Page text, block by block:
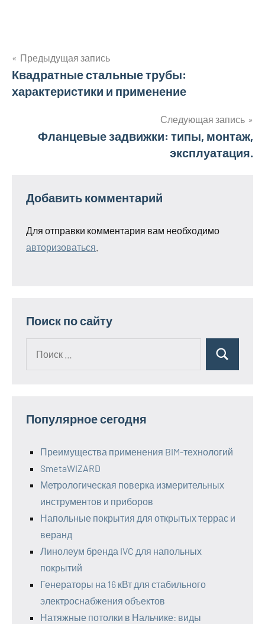
Навигация
по
Предыдущая запись
Квадратные стальные трубы:
характеристики и применение
Следующая запись
Фланцевые задвижки: типы, монтаж,
эксплуатация.
Добавить комментарий
Для отправки комментария вам необходимо
авторизоваться
Поиск по сайту
Поиск
Популярное сегодня
Преимущества применения BIM-технологий
SmetaWIZARD
Метрологическая поверка измерительных
инструментов и приборов
Напольные покрытия для открытых террас и
веранд
Линолеум бренда IVC для напольных
покрытий
Генераторы на 16 кВт для стабильного
электроснабжения объектов
Натяжные потолки в Нальчике: виды